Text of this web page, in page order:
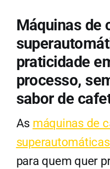
Máquinas de
praticidade
processo,
sabor de
As máquinas de
para quem quer